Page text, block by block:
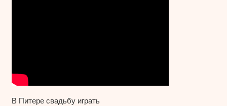
В Питере свадьбу играть